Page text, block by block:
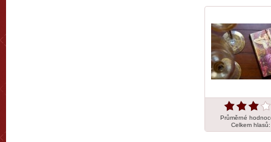
Průměrné
Celkem